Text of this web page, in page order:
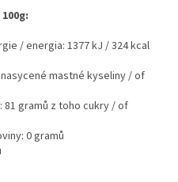
/ energia: 1377 kJ / 324 kcal
mastné kyseliny / of
gramů z toho cukry / of
0 gramů